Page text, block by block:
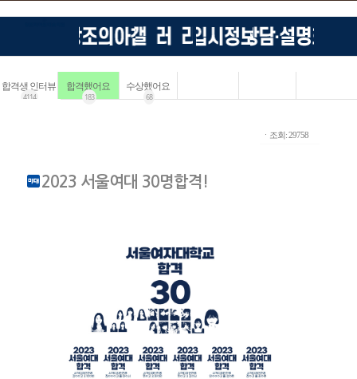
합격생 인터뷰
4114
합격했어요
183
수상했어요
68
ㆍ조회: 29758
2023 서울여대 30명합격!